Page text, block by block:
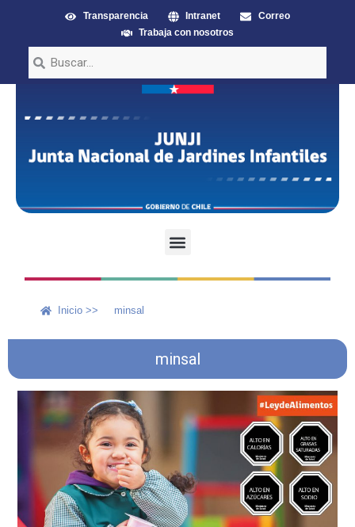
Transparencia Intranet
Correo
Trabaja con nosotros
Inicio >> minsal
minsal